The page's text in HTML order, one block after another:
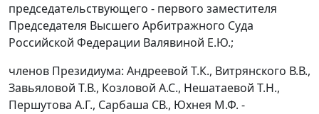
председательствующего - первого заместителя
Председателя Высшего Арбитражного Суда
Российской Федерации Валявиной Е.Ю.;
членов Президиума: Андреевой Т.К., Витрянского В.В.,
Завьяловой Т.В., Козловой А.С., Нешатаевой Т.Н.,
Першутова А.Г., Сарбаша СВ., Юхнея М.Ф. -